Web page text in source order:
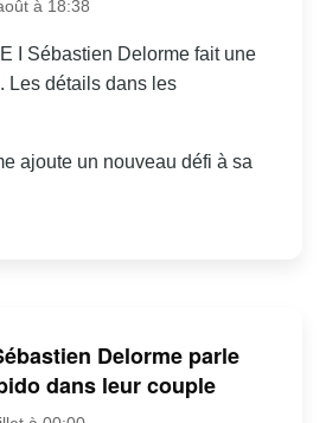
à 18:38
I Sébastien Delorme fait une
Les détails dans les
ajoute un nouveau défi à sa
Delorme parle
dans leur couple